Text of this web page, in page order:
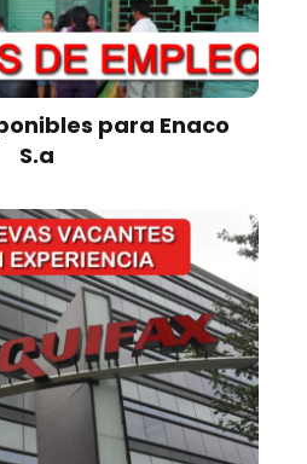
para Enaco
S.a